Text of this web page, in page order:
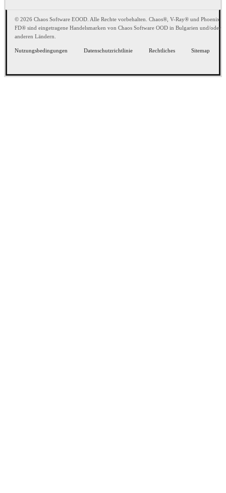
© 2026 Chaos Software EOOD. Alle Rechte vorbehalten. Chaos®, V-Ray® und Phoenix
FD® sind eingetragene Handelsmarken von Chaos Software OOD in Bulgarien und/oder
anderen Ländern.
Nutzungsbedingungen Datenschutzrichtlinie Rechtliches Sitemap